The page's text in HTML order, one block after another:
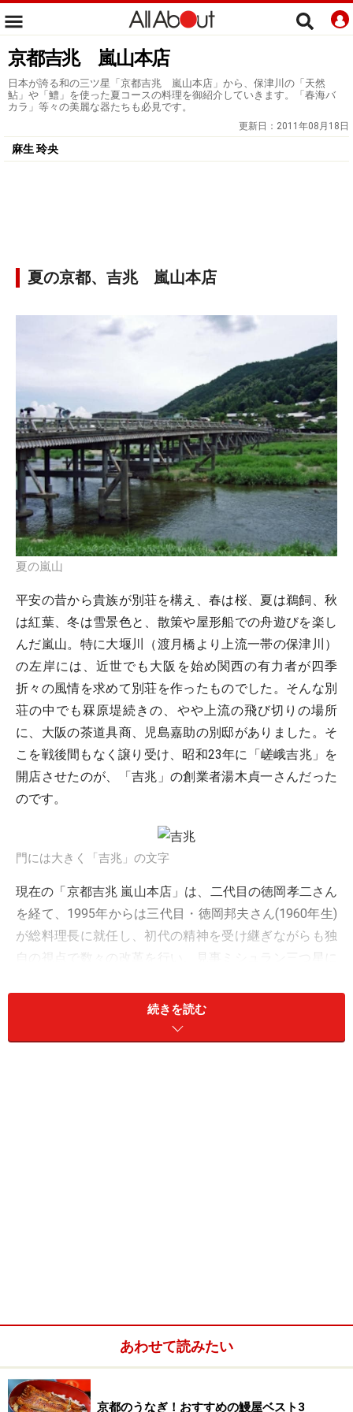
京都吉兆 嵐山本店
日本が誇る和の三ツ星「京都吉兆 嵐山本店」から、保津川の「天然
鮎」や「鱧」を使った夏コースの料理を御紹介していきます。「春海バ
カラ」等々の美麗な器たちも必見です。
更新日： 2011年08月18日
麻生 玲央
夏の京都、吉兆 嵐山本店
夏の嵐山
平安の昔から貴族が別荘を構え、春は桜、夏は鵜飼、秋
は紅葉、冬は雪景色と、散策や屋形船での舟遊びを楽し
んだ嵐山。特に大堰川（渡月橋より上流一帯の保津川）
の左岸には、近世でも大阪を始め関西の有力者が四季
折々の風情を求めて別荘を作ったものでした。そんな別
荘の中でも罧原堤続きの、やや上流の飛び切りの場所
に、大阪の茶道具商、児島嘉助の別邸がありました。そ
こを戦後間もなく譲り受け、昭和23年に「嵯峨吉兆」を
開店させたのが、「吉兆」の創業者湯木貞一さんだった
のです。
門には大きく「吉兆」の文字
現在の「京都吉兆 嵐山本店」は、二代目の徳岡孝二さん
を経て、1995年からは三代目・徳岡邦夫さん(1960年生)
が総料理長に就任し、初代の精神を受け継ぎながらも独
自の視点で数々の改革を行い、見事ミシュラン三つ星に
嵐山吉兆の外観
障子や襖はすべて取り払われ、目に風を呼ぶ御簾（み
す）や葭簀（よしず）戸に入れ替えられています。見上
げると欄間までもが葭簀で涼しさが目にひとしお。
続きを読む
あわせて読みたい
京都のうなぎ！おすすめの鰻屋ベスト3